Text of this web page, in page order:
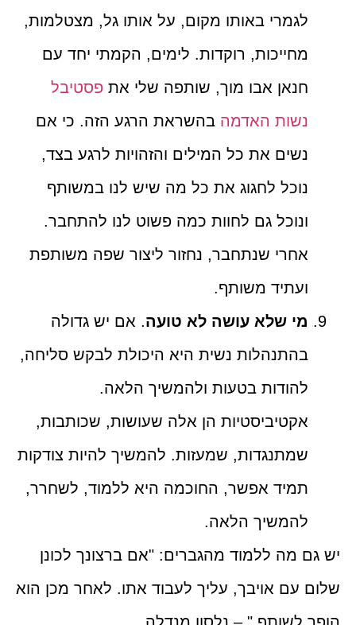
לגמרי באותו מקום, על אותו גל, מצטלמות,
מחייכות, רוקדות. לימים, הקמתי יחד עם
חנאן אבו מוך, שותפה שלי את פסטיבל
נשות האדמה בהשראת הרגע הזה. כי אם
נשים את כל המילים והזהויות לרגע בצד,
נוכל לחגוג את כל מה שיש לנו במשותף
ונוכל גם לחוות כמה פשוט לנו להתחבר.
אחרי שנתחבר, נחזור ליצור שפה משותפת
ועתיד משותף.
מי שלא עושה לא טועה. אם יש גדולה
בהתנהלות נשית היא היכולת לבקש סליחה,
להודות בטעות ולהמשיך הלאה.
אקטיביסטיות הן אלה שעושות, שכותבות,
שמתנגדות, שמעזות. להמשיך להיות צודקות
תמיד אפשר, החוכמה היא ללמוד, לשחרר,
להמשיך הלאה.
יש גם מה ללמוד מהגברים: "אם ברצונך לכונן
שלום עם אויבך, עליך לעבוד אתו. לאחר מכן הוא